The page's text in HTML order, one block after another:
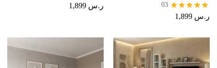
تم التقييم
03
ر.س
ر.س